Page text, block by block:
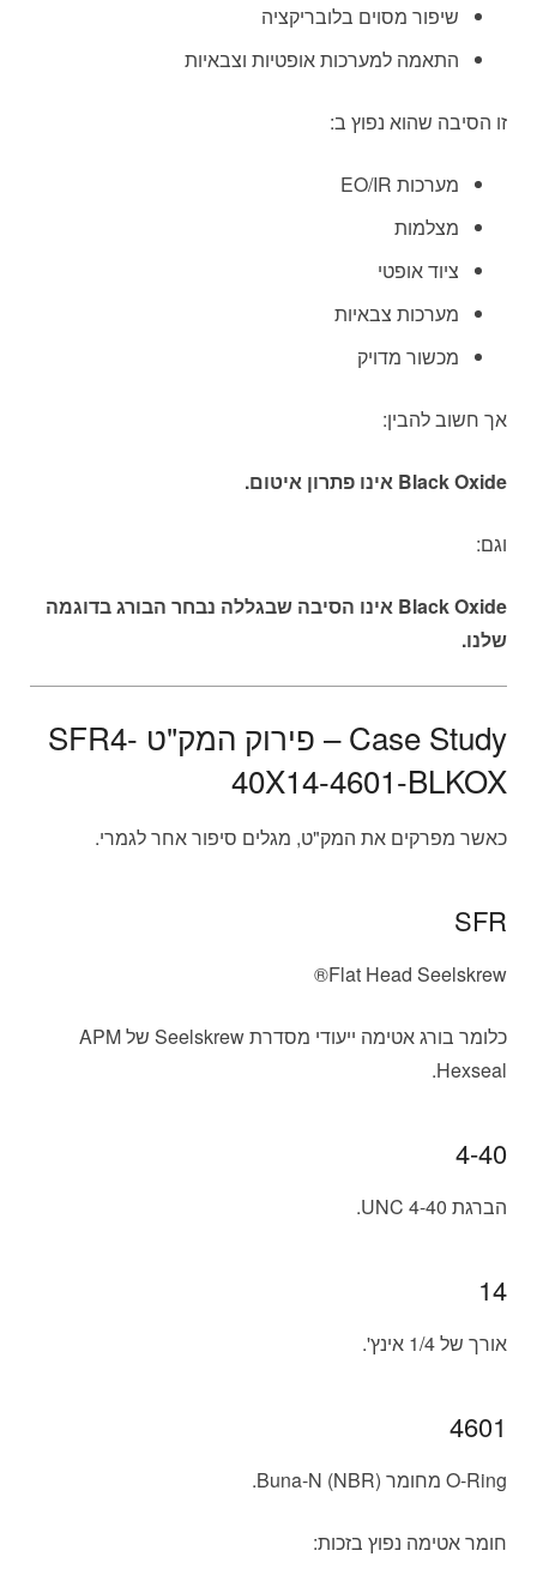
שיפור מסוים בלובריקציה
התאמה למערכות אופטיות וצבאיות
זו הסיבה שהוא נפוץ ב:
מערכות EO/IR
מצלמות
ציוד אופטי
מערכות צבאיות
מכשור מדויק
אך חשוב להבין:
Black Oxide אינו פתרון איטום.
וגם:
Black Oxide אינו הסיבה שבגללה נבחר הבורג בדוגמה
שלנו.
Case Study – פירוק המק"ט SFR4-
40X14-4601-BLKOX
כאשר מפרקים את המק"ט, מגלים סיפור אחר לגמרי.
SFR
Flat Head Seelskrew®
כלומר בורג אטימה ייעודי מסדרת Seelskrew של APM
Hexseal.
4-40
הברגת UNC 4-40.
14
אורך של 1/4 אינץ'.
4601
O-Ring מחומר Buna-N (NBR).
חומר אטימה נפוץ בזכות: